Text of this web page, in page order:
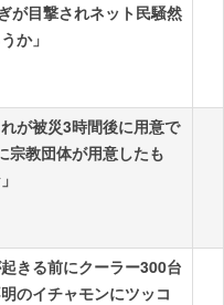
が目撃されネット民騒然
か」
が被災3時間後に用意で
宗教団体が用意したも
きる前にクーラー300台
のイチャモンにツッコ